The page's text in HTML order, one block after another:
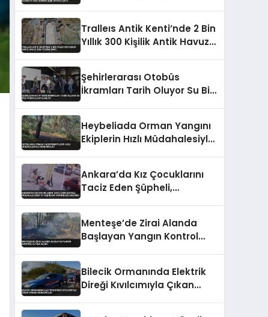
Tralleıs Antik Kenti’nde 2 Bin
Yıllık 300 Kişilik Antik Havuz
Şehirlerarası Otobüs
İkramları Tarih Oluyor Su Bile
Heybeliada Orman Yangını
Ekiplerin Hızlı Müdahalesiyle
Ankara’da Kız Çocuklarını
Taciz Eden Şüpheli,
Menteşe’de Zirai Alanda
Başlayan Yangın Kontrol
Bilecik Ormanında Elektrik
Direği Kıvılcımıyla Çıkan